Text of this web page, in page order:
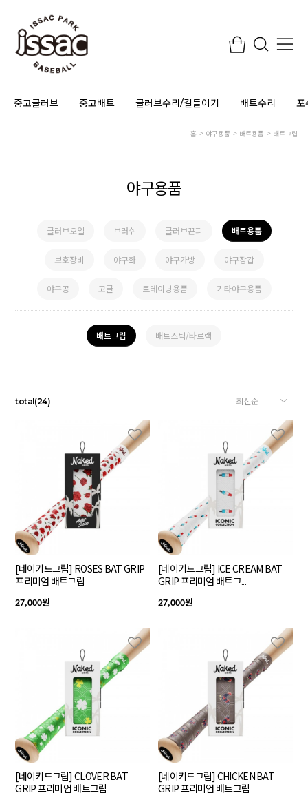
중고글러브 중고배트 글러브수리/길들이기 배트수리 포
홈 야구용품 배트용품 배트그립
야구용품
글러브오일 브러쉬 글러브끈피 배트용품
보호장비 야구화 야구가방 야구장갑
야구공 고글 트레이닝용품 기타야구용품
배트그립 배트스틱/타르랙
total (24)
[네이키드그립] ROSES BAT GRIP
프리미엄 배트그립
27,000원
[네이키드그립] ICE CREAM BAT
GRIP 프리미엄 배트그...
27,000원
[네이키드그립] CLOVER BAT
GRIP 프리미엄 배트그립
[네이키드그립] CHICKEN BAT
GRIP 프리미엄 배트그립